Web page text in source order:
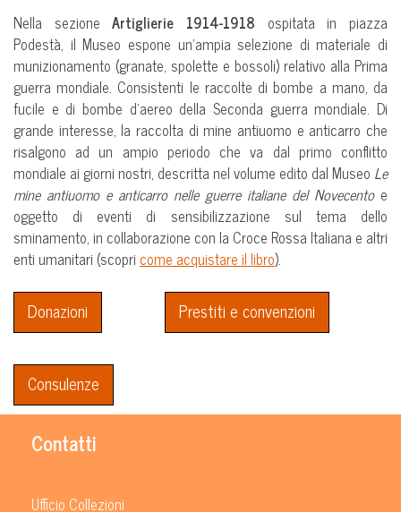
Nella sezioneArtiglierie 1914-1918 ospitata in piazza
Podestà, il Museo espone un’ampia selezione di materiale di
munizionamento (granate, spolette e bossoli) relativo alla Prima
guerra mondiale. Consistenti le raccolte di bombe a mano, da
fucile e di bombe d’aereo della Seconda guerra mondiale. Di
grande interesse, la raccolta di mine antiuomo e anticarro che
risalgono ad un ampio periodo che va dal primo conflitto
mondiale ai giorni nostri, descritta nel volume edito dal Museo Le
mine antiuomo e anticarro nelle guerre italiane del Novecentoe
oggetto di eventi di sensibilizzazione sul tema dello
sminamento, in collaborazione con la Croce Rossa Italiana e altri
enti umanitari (scopri come acquistare il libro).
Donazioni Prestiti e convenzioni
Consulenze
Contatti
Ufficio Collezioni